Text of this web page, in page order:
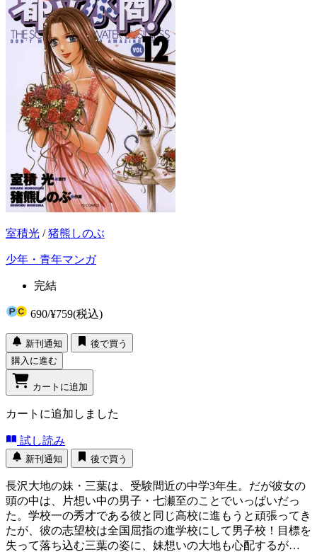
室積光 /猪熊しのぶ
少年・青年マンガ
完結
690/¥759(税込)
新刊通知
後で買う
購入に進む
カートに追加
カートに追加しました
試し読み
新刊通知 後で買う
長沢大地の妹・三葉は、受験間近の中学3年生。だが彼女の
頭の中は、片想い中の男子・七瀬至のことでいっぱいだっ
た。学校一の秀才である彼と同じ高校に進もうと頑張ってき
たが、彼の志望校は全国屈指の進学校にして男子校！目標を
失って落ち込む三葉の姿に、妹想いの大地も心配するが…